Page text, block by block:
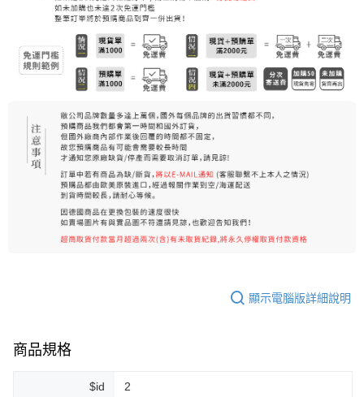
每筆NT$80，滿NT$999(含以上)免運費
7-11純取貨 (先付款
每筆NT$80，滿NT$999(含以上)免運費
每筆NT$100，滿NT$999(含以上)免運費
離島宅配（澎湖、金門、馬祖、小琉球）
每筆NT$250，滿NT$3,000(含以上)免運費
付款後門市自取
顯示電腦版詳細說明
商品規格
$id 2